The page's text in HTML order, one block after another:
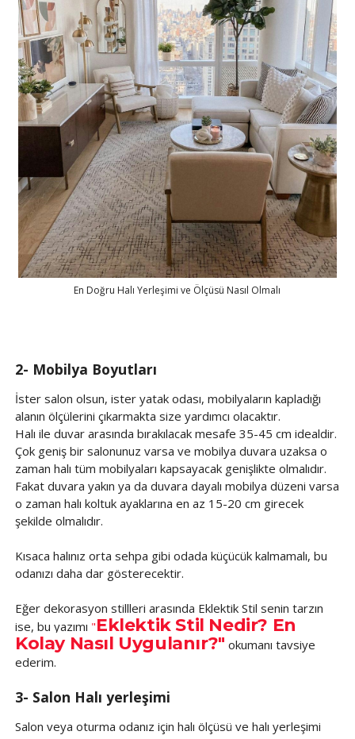
En Doğru Halı Yerleşimi ve Ölçüsü Nasıl Olmalı
2- Mobilya Boyutları
İster salon olsun, ister yatak odası, mobilyaların kapladığı
alanın ölçülerini çıkarmakta size yardımcı olacaktır.
Halı ile duvar arasında bırakılacak mesafe 35-45 cm idealdir.
Çok geniş bir salonunuz varsa ve mobilya duvara uzaksa o
zaman halı tüm mobilyaları kapsayacak genişlikte olmalıdır.
Fakat duvara yakın ya da duvara dayalı mobilya düzeni varsa
o zaman halı koltuk ayaklarına en az 15-20 cm girecek
şekilde olmalıdır.
Kısaca halınız orta sehpa gibi odada küçücük kalmamalı, bu
odanızı daha dar gösterecektir.
Eğer dekorasyon stillleri arasında Eklektik Stil senin tarzın
ise, bu yazımı "Eklektik Stil Nedir? En
Kolay Nasıl Uygulanır?" okumanı tavsiye
ederim.
3- Salon Halı yerleşimi
Salon veya oturma odanız için halı ölçüsü ve halı yerleşimi